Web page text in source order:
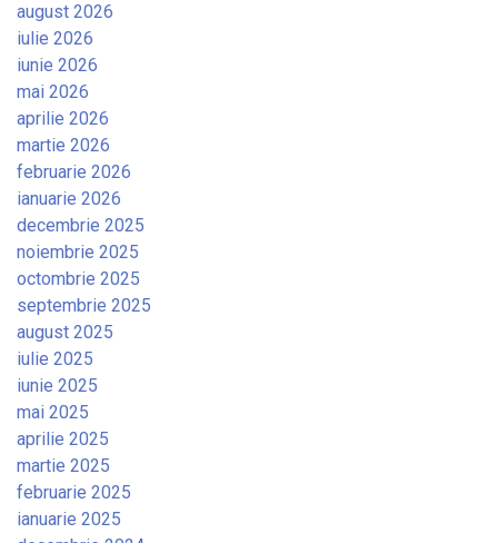
august 2026
iulie 2026
iunie 2026
mai 2026
aprilie 2026
martie 2026
februarie 2026
ianuarie 2026
decembrie 2025
noiembrie 2025
octombrie 2025
septembrie 2025
august 2025
iulie 2025
iunie 2025
mai 2025
aprilie 2025
martie 2025
februarie 2025
ianuarie 2025